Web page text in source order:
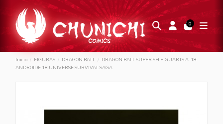
0
Inicio FIGURAS DRAGON BALL
DRAGON BALL SUPER SH FIGUARTS A-18
ANDROIDE 18 UNIVERSE SURVIVAL SAGA